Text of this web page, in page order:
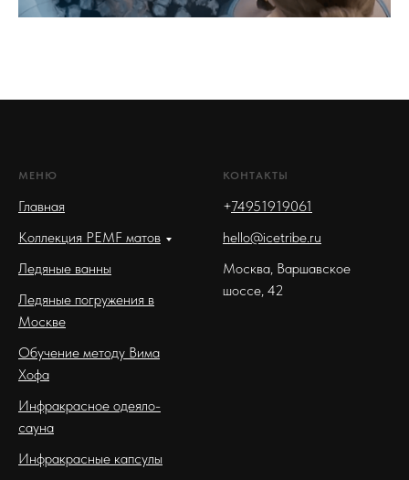
МЕНЮ
Главная
Коллекция PEMF матов
Ледяные ванны
Ледяные погружения в
Москве
Обучение методу Вима
Хофа
Инфракрасное одеяло-
сауна
Инфракрасные капсулы
КОНТАКТЫ
+74951919061
hello@icetribe.ru
Москва, Варшавское
шоссе, 42